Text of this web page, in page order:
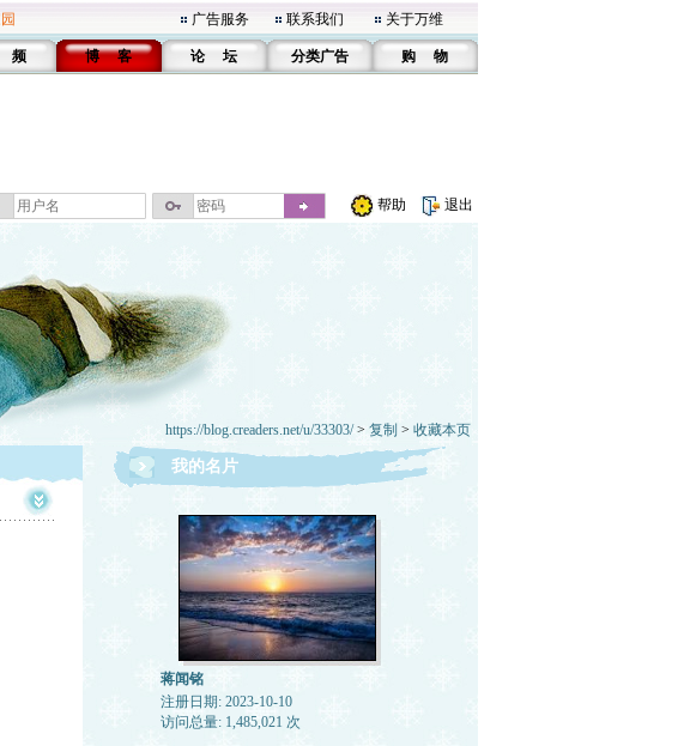
广告服务 联系我们 关于万维
频 博 客 论 坛 分类广告 购 物
帮助 退出
https://blog.creaders.net/u/33303/> 复制 > 收藏本页
我的名片
蒋闻铭
注册日期: 2023-10-10
访问总量: 1,485,021 次